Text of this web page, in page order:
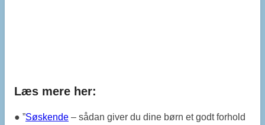
Læs mere her:
● ”Søskende – sådan giver du dine børn et godt forhold